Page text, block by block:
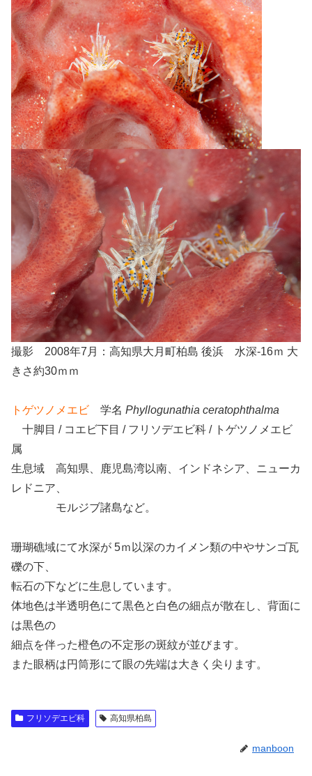
撮影 2008年7月：高知県大月町柏島 後浜 水深-16ｍ 大
きさ約30ｍｍ
トゲツノメエビ 学名 Phyllogunathia ceratophthalma
十脚目 / コエビ下目 / フリソデエビ科 / トゲツノメエビ
属
生息域 高知県、鹿児島湾以南、インドネシア、ニューカ
レドニア、
モルジブ諸島など。
珊瑚礁域にて水深が 5ｍ以深のカイメン類の中やサンゴ瓦
礫の下、
転石の下などに生息しています。
体地色は半透明色にて黒色と白色の細点が散在し、背面に
は黒色の
細点を伴った橙色の不定形の斑紋が並びます。
また眼柄は円筒形にて眼の先端は大きく尖ります。
フリソデエビ科 高知県柏島
manboon